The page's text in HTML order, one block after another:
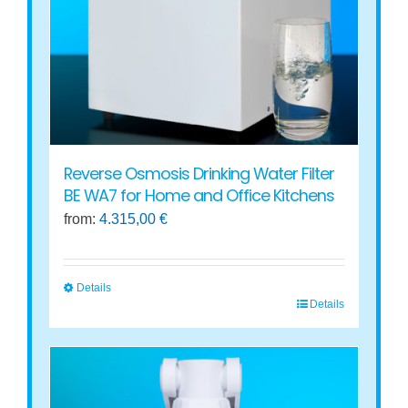
on
product
page
Reverse Osmosis Drinking Water Filter
BE WA7 for Home and Office Kitchens
from:4.315,00€
Details
product
Details